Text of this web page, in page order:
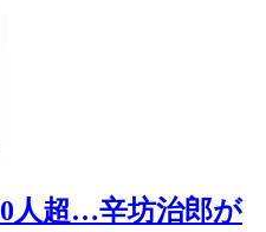
人超…辛坊治郎が